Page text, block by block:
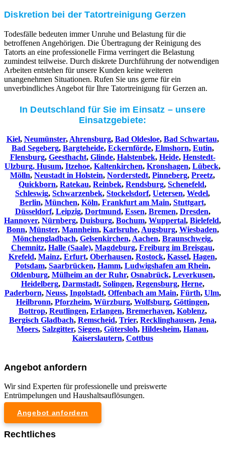
Diskretion bei der Tatortreinigung Gerzen
Todesfälle bedeuten immer Unruhe und Belastung für die
betroffenen Angehörigen. Die Übertragung der Reinigung des
Tatorts an eine professionelle Firma verringert die Belastung
zumindest teilweise. Durch diskrete Durchführung der notwendigen
Arbeiten entstehen für unsere Kunden keine weiteren
unangenehmen Situationen. Rufen Sie uns gerne für ein
unverbindliches Angebot für Ihre Tatortreinigung für Gerzen an.
In Deutschland für Sie im Einsatz – unsere
Einsatzgebiete:
Kiel, Neumünster, Ahrensburg, Bad Oldesloe, Bad Schwartau,
Bad Segeberg, Bargteheide, Eckernförde, Elmshorn, Eutin,
Flensburg, Geesthacht, Glinde, Halstenbek, Heide, Henstedt-
Ulzburg, Husum, Itzehoe, Kaltenkirchen, Kronshagen, Lübeck,
Mölln, Neustadt in Holstein, Norderstedt, Pinneberg, Preetz,
Quickborn, Ratekau, Reinbek, Rendsburg, Schenefeld,
Schleswig, Schwarzenbek, Stockelsdorf, Uetersen, Wedel,
Berlin, München, Köln, Frankfurt am Main, Stuttgart,
Düsseldorf, Leipzig, Dortmund, Essen, Bremen, Dresden,
Hannover, Nürnberg, Duisburg, Bochum, Wuppertal, Bielefeld,
Bonn, Münster, Mannheim, Karlsruhe, Augsburg, Wiesbaden,
Mönchengladbach, Gelsenkirchen, Aachen, Braunschweig,
Chemnitz⁠, Halle (Saale), Magdeburg, Freiburg im Breisgau,
Krefeld, Mainz, Erfurt, Oberhausen, Rostock, Kassel, Hagen,
Potsdam, Saarbrücken, Hamm, Ludwigshafen am Rhein,
Oldenburg, Mülheim an der Ruhr, Osnabrück, Leverkusen,
Heidelberg, Darmstadt, Solingen, Regensburg, Herne,
Paderborn, Neuss, Ingolstadt, Offenbach am Main, Fürth, Ulm,
Heilbronn, Pforzheim, Würzburg, Wolfsburg, Göttingen,
Bottrop, Reutlingen, Erlangen, Bremerhaven, Koblenz,
Bergisch Gladbach, Remscheid, Trier, Recklinghausen, Jena,
Moers, Salzgitter, Siegen, Gütersloh, Hildesheim, Hanau,
Kaiserslautern, Cottbus
Angebot anfordern
Wir sind Experten für professionelle und preiswerte
Entrümpelungen und Haushaltsauflösungen.
Angebot anfordern
Rechtliches